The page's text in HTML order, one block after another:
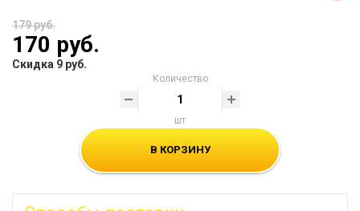
179 руб.
170 руб.
Скидка 9 руб.
Количество
шт
В КОРЗИНУ